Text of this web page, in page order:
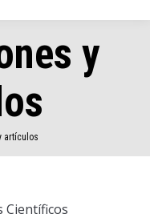
y
artículos
Científicos